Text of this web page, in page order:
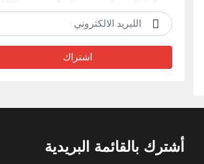
اشتراك
أشترك بالقائمة البريدية